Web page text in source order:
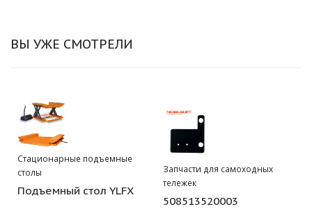
ВЫ УЖЕ СМОТРЕЛИ
Стационарные подъемные
столы
Подъемный стол YLFX
Запчасти для самоходных
тележек
508513520003